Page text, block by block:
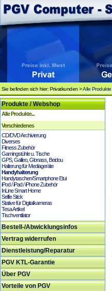
Sie befinden sich hier: Privatkunden >Alle Produkte
Produkte / Webshop
Alle Produkte...
Verschiedenes
CD/DVD Archivierung
Diverses
Fitness Zubehör
Gamingstühle u. Tische
GPS, Galileo, Glonass, Beidou
Halterung für Mediageräte
Handyhalterung
Handytaschen/Smartphone Etui
iPod / iPad / iPhone Zubehör
InLine Smart Home
Selfie Stick
Stative für Digitalkameras
Tesa Artikel
Tischventilator
Bestell-/Abwicklungsinfos
Vertrag widerrufen
Dienstleistung/Reparatur
PGV KTL-Garantie
Über PGV
Vorteile von PGV